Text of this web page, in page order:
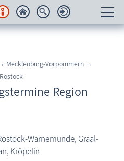
Mecklenburg-Vorpommern →
Region
Warnemünde, Graal-
Kröpelin